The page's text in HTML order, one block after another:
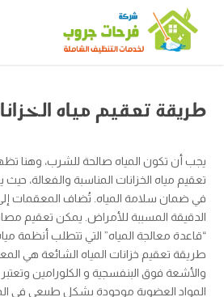
طريقة تعقيم مياه
يجب أن تكون المياه صالحة للشرب، وهنا
تعقيم مياه الخزانات المناسبة والفعالة،
في ضمان سلامة المياه. تُضاف المعقمات إلى
الدقيقة المسببة للأمراض. يمكن تعقيم
“قاعدة معالجة المياه” التي تتطلب أنظمة
طريقة تعقيم خزانات المياه الشائعة هي
والأشعة فوق البنفسجية و الكلورامين
المواد العضوية موجودة بشكل طبيعي في